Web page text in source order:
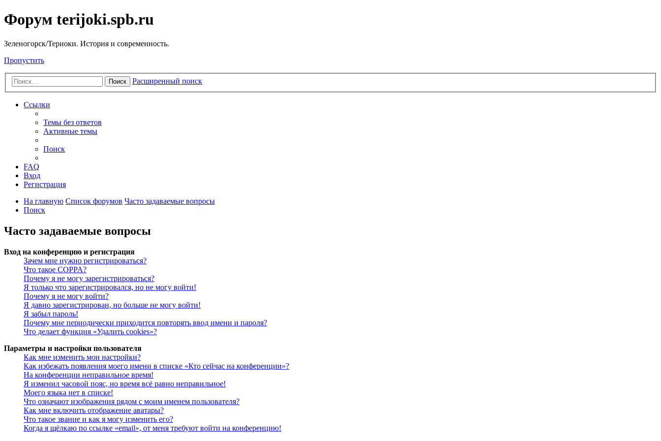
Форум terijoki.spb.ru
Зеленогорск/Териоки. История и современность.
Пропустить
Поиск Расширенный поиск
Ссылки
Темы без ответов
Активные темы
Поиск
FAQ
Вход
Регистрация
На главную Список форумов Часто задаваемые вопросы
Поиск
Часто задаваемые вопросы
Вход на конференцию и регистрация
Зачем мне нужно регистрироваться?
Что такое COPPA?
Почему я не могу зарегистрироваться?
Я только что зарегистрировался, но не могу войти!
Почему я не могу войти?
Я давно зарегистрирован, но больше не могу войти!
Я забыл пароль!
Почему мне периодически приходится повторять ввод имени и пароля?
Что делает функция «Удалить cookies»?
Параметры и настройки пользователя
Как мне изменить мои настройки?
Как избежать появления моего имени в списке «Кто сейчас на конференции»?
На конференции неправильное время!
Я изменил часовой пояс, но время всё равно неправильное!
Моего языка нет в списке!
Что означают изображения рядом с моим именем пользователя?
Как мне включить отображение аватары?
Что такое звание и как я могу изменить его?
Когда я щёлкаю по ссылке «email», от меня требуют войти на конференцию!